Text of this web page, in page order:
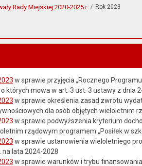
Rady Miejskiej 2020-2025 r. Rok 2023
w sprawie przyjęcia „Rocznego
których mowa w art. 3 ust. 3 ustawy z dnia
w sprawie określenia zasad zwrotu
dla osób objętych wieloletnim
w sprawie podwyższenia kryterium
rządowym programem „Posiłek w
w sprawie ustanowienia wieloletniego
na lata 2024-2028
w sprawie warunków i trybu